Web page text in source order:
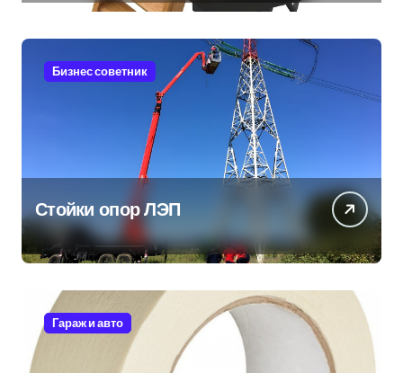
Бизнес советник
Стойки опор ЛЭП
Гараж и авто